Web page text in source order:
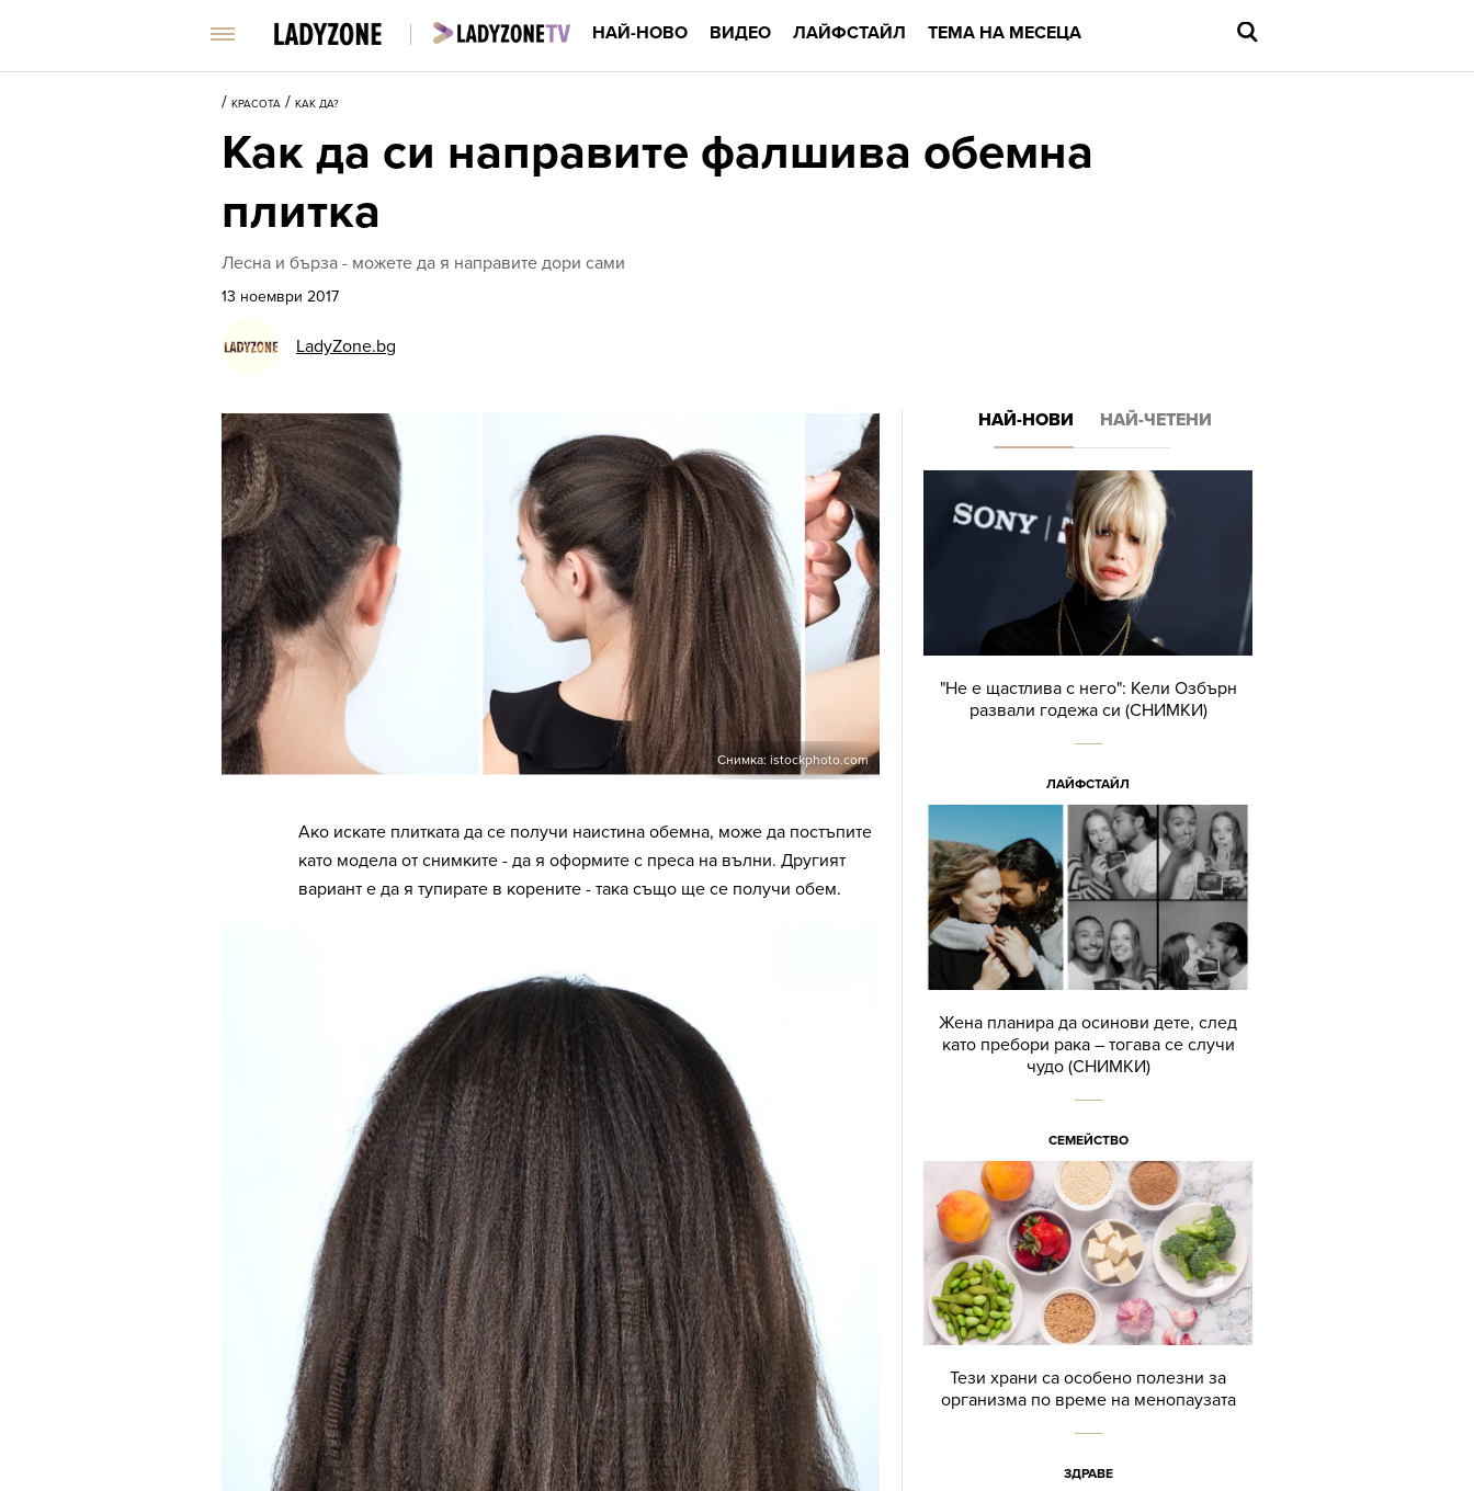
НАЙ-НОВО ВИДЕО ЛАЙФСТАЙЛ ТЕМА НА МЕСЕЦА
/ КРАСОТА / КАК ДА?
Как да си направите фалшива обемна
плитка
Лесна и бърза - можете да я направите дори сами
13 ноември 2017
LadyZone.bg
Снимка: istockphoto.com
Ако искате плитката да се получи наистина обемна, може да постъпите
като модела от снимките - да я оформите с преса на вълни. Другият
вариант е да я тупирате в корените - така също ще се получи обем.
НАЙ-НОВИ НАЙ-ЧЕТЕНИ
"Не е щастлива с него": Кели Озбърн
развали годежа си (СНИМКИ)
ЛАЙФСТАЙЛ
Жена планира да осинови дете, след
като пребори рака – тогава се случи
чудо (СНИМКИ)
СЕМЕЙСТВО
Тези храни са особено полезни за
организма по време на менопаузата
ЗДРАВЕ